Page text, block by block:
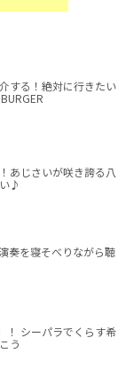
する！絶対に行きたい
あじさいが咲き誇る八
♪
奏を寝そべりながら聴
！ シーパラでくらす希
う